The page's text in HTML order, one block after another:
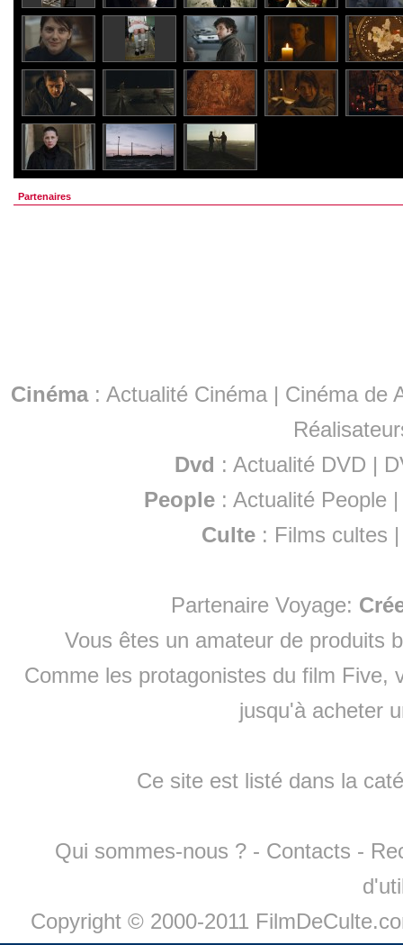
Partenaires
Cinéma: Actualité Cinéma | Cinéma de
Dvd : Actualité DVD |
People :Actualité People
Culte : Films cultes
Partenaire Voyage:
Vous êtes un amateur de produits
Comme les protagonistes du film Five,
jusqu'à acheter
Ce site est listé dans la
Qui sommes-nous ? - Contacts -
Copyright © 2000-2011